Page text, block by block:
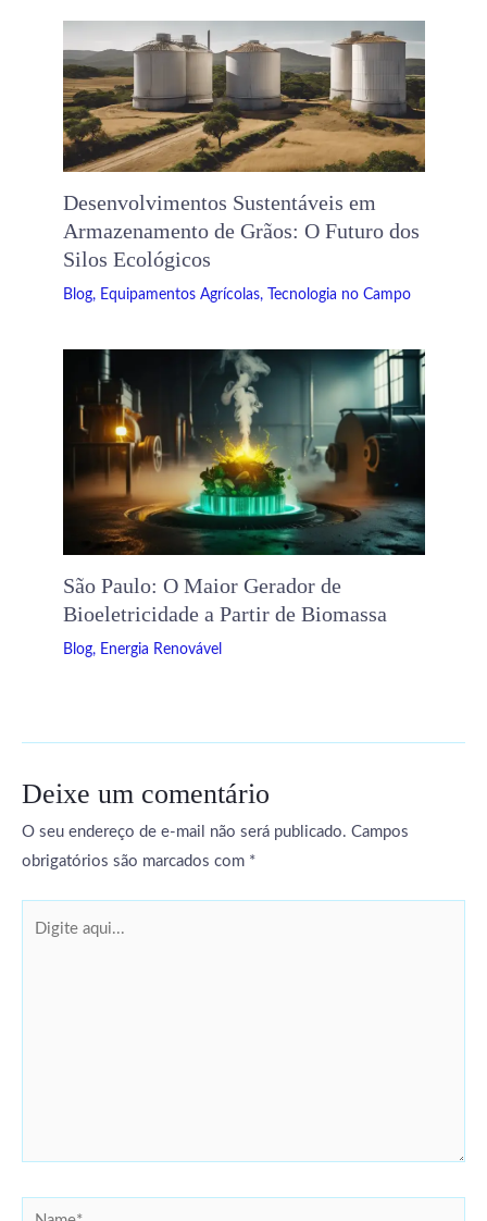
Desenvolvimentos Sustentáveis ​​em
Armazenamento de Grãos: O Futuro dos
Silos Ecológicos
Blog, Equipamentos Agrícolas, Tecnologia no Campo
São Paulo: O Maior Gerador de
Bioeletricidade a Partir de Biomassa
Blog, Energia Renovável
Deixe um comentário
O seu endereço de e-mail não será publicado. Campos
obrigatórios são marcados com *
Name*